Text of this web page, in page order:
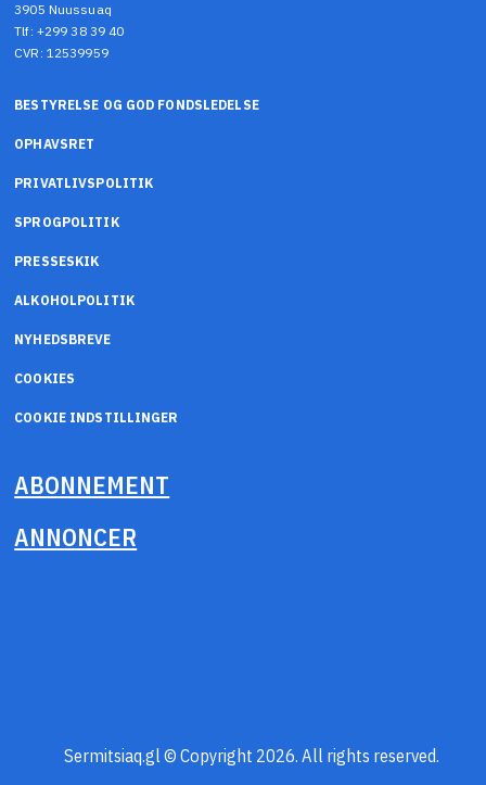
3905 Nuussuaq
Tlf: +299 38 39 40
CVR: 12539959
BESTYRELSE OG GOD FONDSLEDELSE
OPHAVSRET
PRIVATLIVSPOLITIK
SPROGPOLITIK
PRESSESKIK
ALKOHOLPOLITIK
NYHEDSBREVE
COOKIES
COOKIE INDSTILLINGER
ABONNEMENT
ANNONCER
Sermitsiaq.gl © Copyright 2026. All rights reserved.